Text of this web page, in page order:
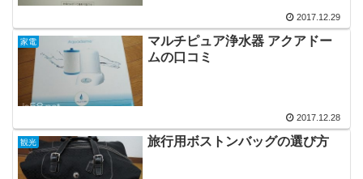
2017.12.29
家電
マルチピュア浄水器 アクアドー
ムの口コミ
2017.12.28
観光 旅行用ボストンバッグの選び方